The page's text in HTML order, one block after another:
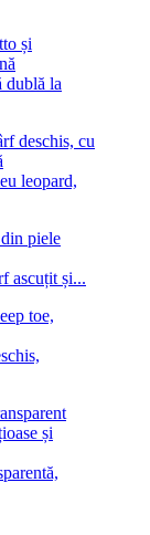
dublă la
leopard,
ascuțit și...